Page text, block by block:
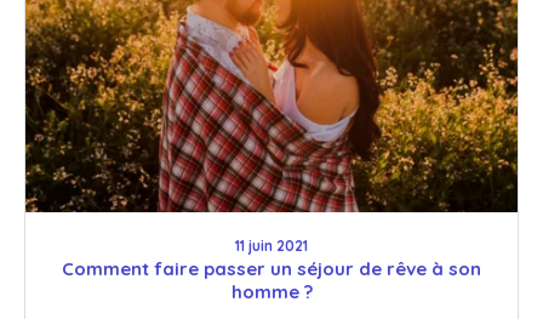
11 juin 2021
Comment faire passer un séjour de rêve à son
homme ?